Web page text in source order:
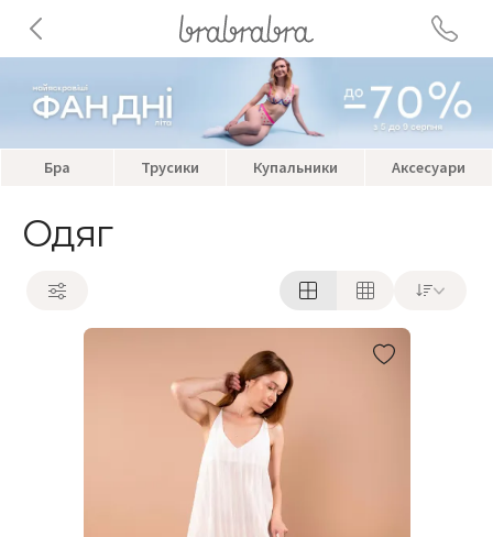
Бра Трусики Купальники Аксесуари
Одяг